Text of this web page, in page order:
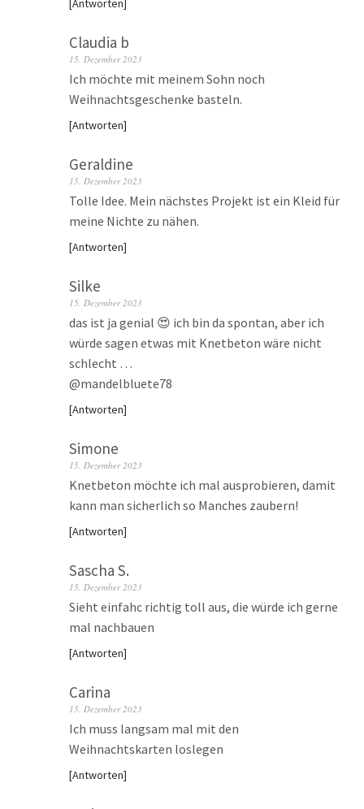
Antworten
Claudia b
15. Dezember 2023
Ich möchte mit meinem Sohn noch
Weihnachtsgeschenke basteln.
Antworten
Geraldine
15. Dezember 2023
Tolle Idee. Mein nächstes Projekt ist ein Kleid für
meine Nichte zu nähen.
Antworten
Silke
15. Dezember 2023
das ist ja genial 😍 ich bin da spontan, aber ich
würde sagen etwas mit Knetbeton wäre nicht
schlecht …
@mandelbluete78
Antworten
Simone
15. Dezember 2023
Knetbeton möchte ich mal ausprobieren, damit
kann man sicherlich so Manches zaubern!
Antworten
Sascha S.
15. Dezember 2023
Sieht einfahc richtig toll aus, die würde ich gerne
mal nachbauen
Antworten
Carina
15. Dezember 2023
Ich muss langsam mal mit den
Weihnachtskarten loslegen
Antworten